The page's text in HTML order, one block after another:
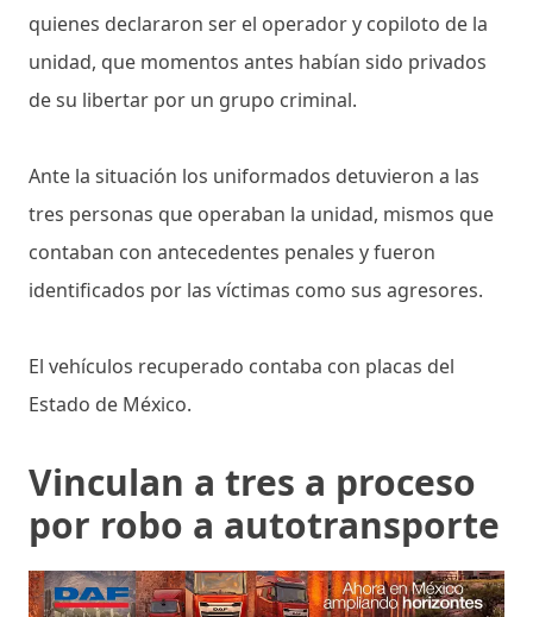
quienes declararon ser el operador y copiloto de la
unidad, que momentos antes habían sido privados
de su libertar por un grupo criminal.
Ante la situación los uniformados detuvieron a las
tres personas que operaban la unidad, mismos que
contaban con antecedentes penales y fueron
identificados por las víctimas como sus agresores.
El vehículos recuperado contaba con placas del
Estado de México.
Vinculan a tres a proceso
por robo a autotransporte